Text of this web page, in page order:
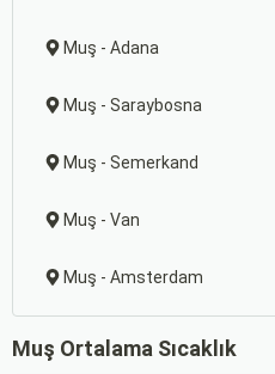
Muş - Adana
Muş - Saraybosna
Muş - Semerkand
Muş - Van
Muş - Amsterdam
Muş Ortalama Sıcaklık